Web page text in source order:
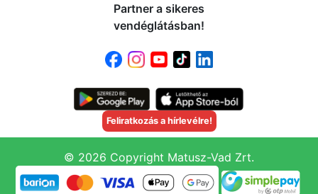
Partner a sikeres
vendéglátásban!
Feliratkozás a hírlevélre!
© 2026 Copyright Matusz-Vad Zrt.